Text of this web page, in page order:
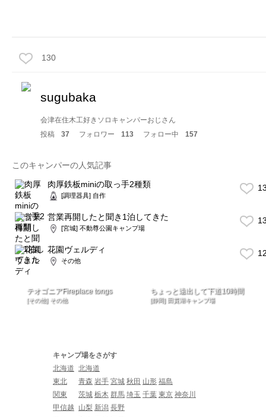
130
sugubaka
会津在住木工好きソロキャンパーおじさん
投稿
37 フォロワー 113 フォロー中 157
このキャンパーの人気記事
肉厚鉄板miniの取っ手2種類
[調理器具] 自作
営業再開したと聞き1泊してきた
[宮城] 不動尊公園キャンプ場
花園ヴェルディ
その他
テオゴニアFireplace tongs
[その他] その他
ちょっと遠出して下道10時間
[静岡] 田貫湖キャンプ場
キャンプ場をさがす
北海道 北海道
東北
青森 岩手 宮城 秋田 山形 福島
関東
茨城 栃木 群馬 埼玉 千葉 東京 神奈川
甲信越
山梨 新潟 長野